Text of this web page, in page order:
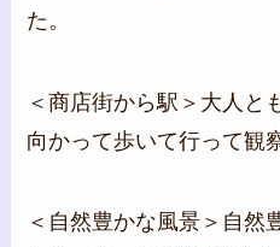
た。
＜商店街から駅＞大人と
向かって歩いて行って観
＜自然豊かな風景＞自然